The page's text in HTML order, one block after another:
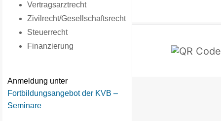
Vertragsarztrecht
Zivilrecht/Gesellschaftsrecht
Steuerrecht
Finanzierung
Anmeldung unter
Fortbildungsangebot der KVB –
Seminare